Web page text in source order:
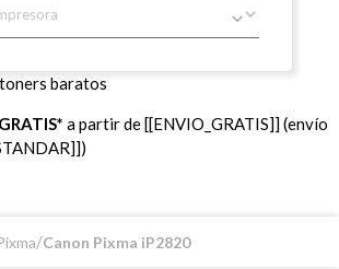
baratos
a partir de [[ENVIO_GRATIS]] (envío
Canon Pixma iP2820